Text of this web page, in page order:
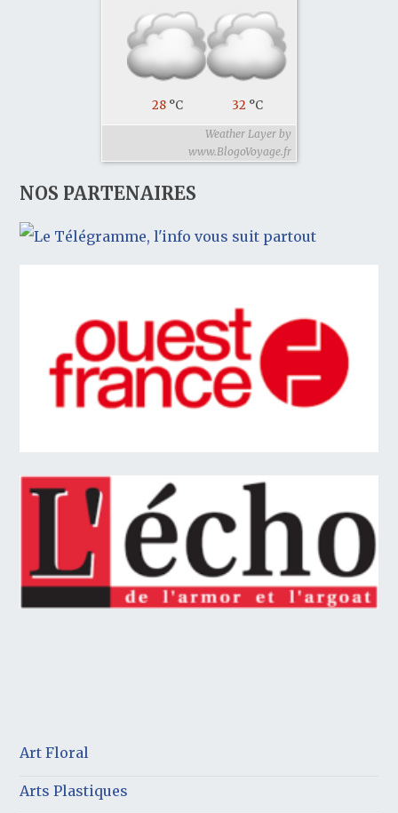
28 °C 32 °C
Weather Layer by
www.BlogoVoyage.fr
NOS PARTENAIRES
Art Floral
Arts Plastiques